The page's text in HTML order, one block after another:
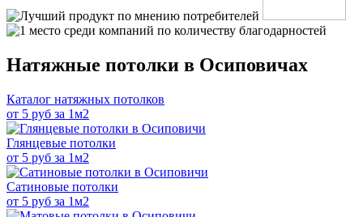
Натяжные потолки в Осиповичах
Каталог натяжных потолков
от 5 руб за 1м2
Глянцевые потолки
от 5 руб за 1м2
Сатиновые потолки
от 5 руб за 1м2